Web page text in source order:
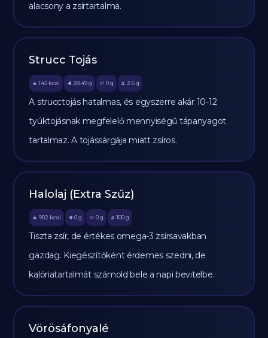
alacsony a zsírtartalma.
Strucc Tojás
🔥 145 kcal 🥩 28.49 g 🥔 0g 🫒 2.6 g
A strucctojás hatalmas, és egyszerre akár 10-12
tyúktojásnak megfelelő mennyiségű tápanyagot
tartalmaz. A tojássárgája miatt zsíros.
Halolaj (Extra Szűz)
🔥 902 kcal 🥩 0 g 🥔 0g 🫒 100 g
Tiszta zsír, de értékes omega-3 zsírsavakban
gazdag. Kiegészítőként érdemes szedni, de
kalóriatartalmát számold bele a napi bevitelbe.
Vörösáfonyalé